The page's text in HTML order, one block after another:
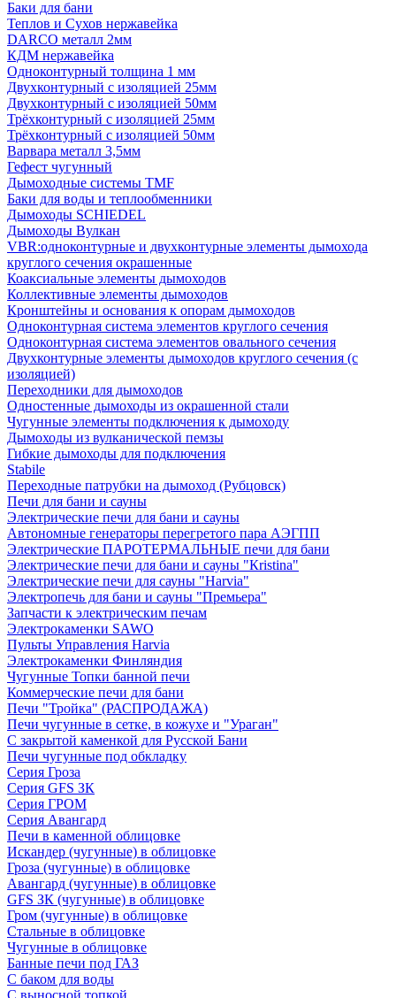
Баки для бани
Теплов и Сухов нержавейка
DARCO металл 2мм
КДМ нержавейка
Одноконтурный толщина 1 мм
Двухконтурный с изоляцией 25мм
Двухконтурный с изоляцией 50мм
Трёхконтурный с изоляцией 25мм
Трёхконтурный с изоляцией 50мм
Варвара металл 3,5мм
Гефест чугунный
Дымоходные системы TMF
Баки для воды и теплообменники
Дымоходы SCHIEDEL
Дымоходы Вулкан
VBR:одноконтурные и двухконтурные элементы дымохода
круглого сечения окрашенные
Коаксиальные элементы дымоходов
Коллективные элементы дымоходов
Кронштейны и основания к опорам дымоходов
Одноконтурная система элементов круглого сечения
Одноконтурная система элементов овального сечения
Двухконтурные элементы дымоходов круглого сечения (с
изоляцией)
Переходники для дымоходов
Одностенные дымоходы из окрашенной стали
Чугунные элементы подключения к дымоходу
Дымоходы из вулканической пемзы
Гибкие дымоходы для подключения
Stabile
Переходные патрубки на дымоход (Рубцовск)
Печи для бани и сауны
Электрические печи для бани и сауны
Автономные генераторы перегретого пара АЭГПП
Электрические ПАРОТЕРМАЛЬНЫЕ печи для бани
Электрические печи для бани и сауны "Кristina"
Электрические печи для сауны "Harvia"
Электропечь для бани и сауны "Премьера"
Запчасти к электрическим печам
Электрокаменки SAWO
Пульты Управления Harvia
Электрокаменки Финляндия
Чугунные Топки банной печи
Коммерческие печи для бани
Печи "Тройка" (РАСПРОДАЖА)
Печи чугунные в сетке, в кожухе и "Ураган"
С закрытой каменкой для Русской Бани
Печи чугунные под обкладку
Серия Гроза
Серия GFS ЗК
Серия ГРОМ
Серия Авангард
Печи в каменной облицовке
Искандер (чугунные) в облицовке
Гроза (чугунные) в облицовке
Авангард (чугунные) в облицовке
GFS ЗК (чугунные) в облицовке
Гром (чугунные) в облицовке
Стальные в облицовке
Чугунные в облицовке
Банные печи под ГАЗ
С баком для воды
С выносной топкой